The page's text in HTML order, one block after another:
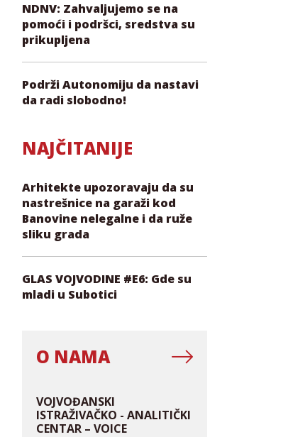
NDNV: Zahvaljujemo se na
pomoći i podršci, sredstva su
prikupljena
Podrži Autonomiju da nastavi
da radi slobodno!
NAJČITANIJE
Arhitekte upozoravaju da su
nastrešnice na garaži kod
Banovine nelegalne i da ruže
sliku grada
GLAS VOJVODINE #E6: Gde su
mladi u Subotici
O NAMA
VOJVOĐANSKI
ISTRAŽIVAČKO - ANALITIČKI
CENTAR – VOICE